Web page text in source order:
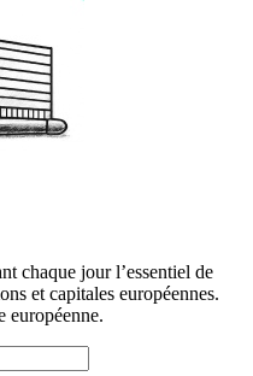
chaque jour l’essentiel de
et capitales européennes.
européenne.